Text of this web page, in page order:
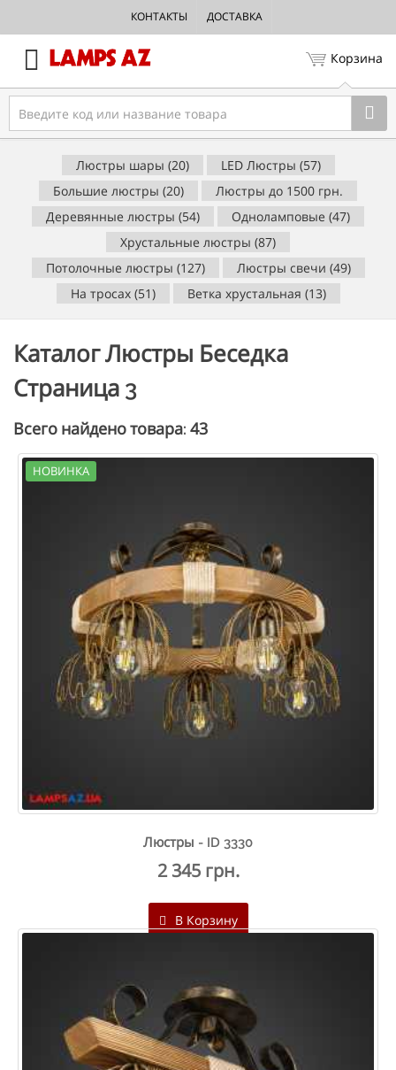
КОНТАКТЫ ДОСТАВКА
Корзина
Люстры шары (20)
LED Люстры (57)
Большие люстры (20)
Люстры до 1500 грн.
Деревянные люстры (54)
Одноламповые (47)
Хрустальные люстры (87)
Потолочные люстры (127)
Люстры свечи (49)
На тросах (51)
Ветка хрустальная (13)
Каталог Люстры Беседка
Страница 3
Всего найдено товара: 43
НОВИНКА
Люстры - ID 3330
2 345 грн.
В Корзину